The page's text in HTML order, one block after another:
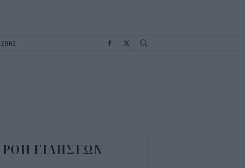
ΡΟΗ ΕΙΔΗΣΕΩΝ